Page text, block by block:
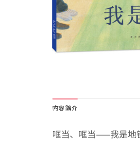
内容简介
哐当、哐当——我是地